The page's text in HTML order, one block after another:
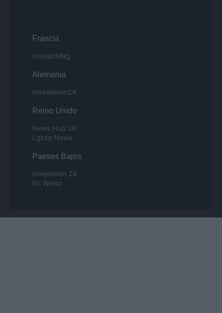
Francia
InvestirMag
Alemania
Investieren24
Reino Unido
News Hub UK
Lgbtq News
Paeses Bajos
Investeren 24
NL Newz